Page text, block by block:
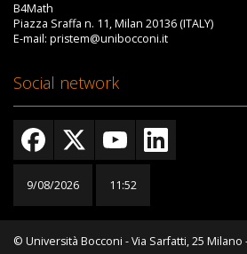
B4Math
Piazza Sraffa n. 11, Milan 20136 (ITALY)
E-mail: pristem@unibocconi.it
Social network
9/08/2026 11:52
© Università Bocconi - Via Sarfatti, 25 Milano